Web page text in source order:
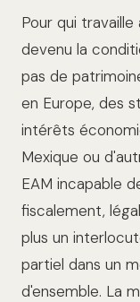
Pour qui
devenu la
pas de
en Europe, des
intérêts
Mexique ou
EAM incapable
fiscalement,
plus un
partiel dans un
d'ensemble. La